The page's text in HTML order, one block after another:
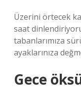
Üzerini örtecek
saat
tabanlarımıza
ayaklarınıza
Gece